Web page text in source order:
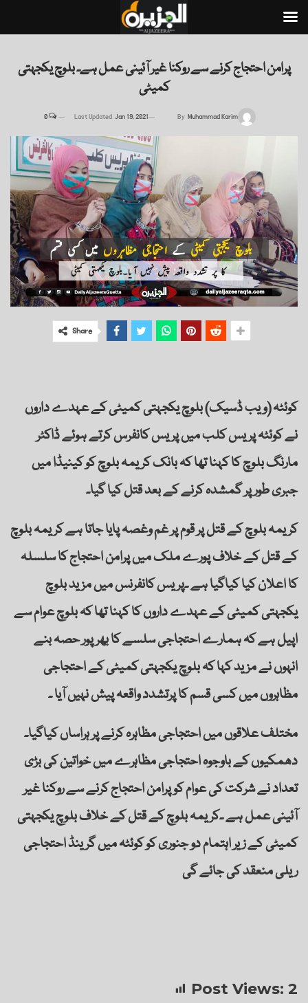
پرامن احتجاج کرنے سے روکنا غیر آئینی عمل ہے۔ بلوچ یکجہتی
کمیٹی
By Muhammad Karim
Last Updated Jan 19, 2021
Share
کوئٹہ (ویب ڈسیک) بلوچ یکجہتی کمیٹی کے عہدے داروں
نے کوئٹہ پریس کلب میں پریس کانفرس کرتے ہوئے ڈاکٹر
مارنگ بلوچ کا کہنا تھا کہ بانک کریمہ بلوچ کو کینیڈا میں
جبری طور پر گمشدہ کرنے کے بعد قتل کیا گیا۔
کریمہ بلوچ کے قتل پر قوم پر غم وغصہ پایا جاتا ہے کریمہ بلوچ
کے قتل کے خلاف پورے ملک میں پرامن احتجاج کا سلسلہ
کا اعلان کیا کیاگیا ہے ۔پریس کانفرنس میں مزید بلوچ
یکجہتی کمیٹی کے عہدے داروں کا کہنا تھا کہ بلوچ عوام سے
اپیل ہے کہ ہمارے احتجاجی سلسے کا بھر پور حصہ بنے
انہوں نے مزید کہا کہ بلوچ یکجہتی کمیٹی کے احتجاجی
مظاہروں میں کسی قسم کا پرتشدد واقعہ پیش نہیں آیا ۔
مختلف علاقوں میں احتجاجی مظاہرہ کرنے پر ہراساں کیاگیا۔
دھمکیوں کے باوجوہ احتجاجی مظاہرے میں خواتین کی بڑی
تعداد نے شرکت کی عوام کو پرامن احتجاج کرنے سے روکنا غیر
آئینی عمل ہے ۔کریمہ بلوچ کے قتل کے خلاف بلوچ یکجہتی
کمیٹی کے زیر اہتمام دو جنوری کو کوئٹہ میں گرینڈ احتجاجی
ریلی منعقد کی جائے گی
Post Views: 2